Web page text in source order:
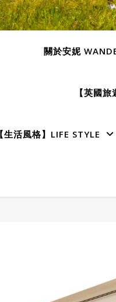
關於安妮
【英國
【生活風格】LIFE STYLE